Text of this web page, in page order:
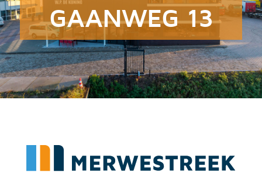
GAANWEG 13